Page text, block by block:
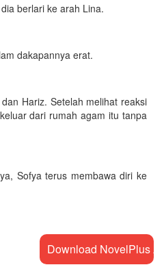
berlari ke arah Lina.
dakapannya erat.
Hariz. Setelah melihat reaksi
dari rumah agam itu tanpa
Sofya terus membawa diri ke
Download NovelPlus